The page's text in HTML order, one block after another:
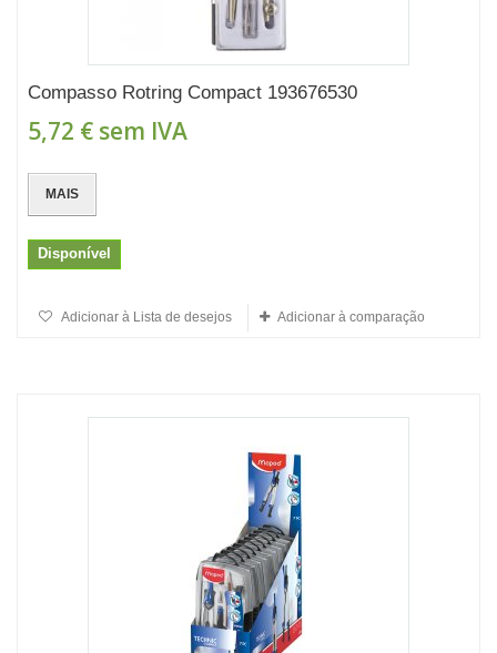
Compasso Rotring Compact 193676530
5,72 € sem IVA
MAIS
Disponível
Adicionar à Lista de desejos Adicionar à comparação